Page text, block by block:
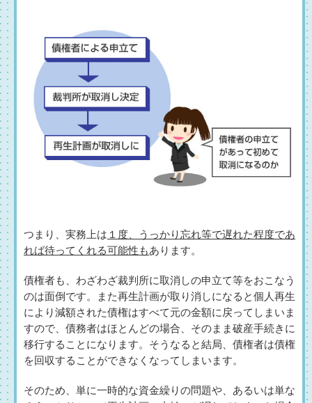
つまり、実務上は １度、うっかり忘れ等で遅れた程度であ
れば待ってくれる可能性もあります。
債権者も、わざわざ裁判所に取消しの申立て等をおこなう
のは面倒です。また再生計画が取り消しになると個人再生
により減額された債権はすべて元の金額に戻ってしまいま
すので、債務者はほとんどの場合、そのまま破産手続きに
移行することになります。そうなると結局、債権者は債権
を回収することができなくなってしまいます。
そのため、単に一時的な資金繰りの問題や、あるいは単な